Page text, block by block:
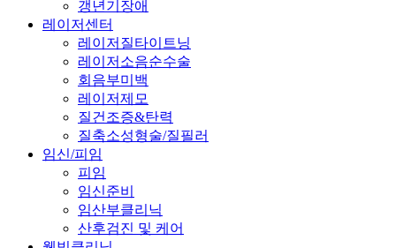
갱년기장애
레이저센터
레이저질타이트닝
레이저소음순수술
회음부미백
레이저제모
질건조증&탄력
질축소성형술/질필러
임신/피임
피임
임신준비
임산부클리닉
산후검진 및 케어